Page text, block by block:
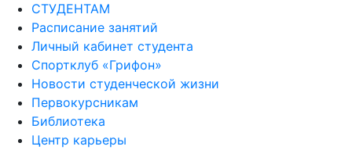
СТУДЕНТАМ
Расписание занятий
Личный кабинет студента
Спортклуб «Грифон»
Новости студенческой жизни
Первокурсникам
Библиотека
Центр карьеры